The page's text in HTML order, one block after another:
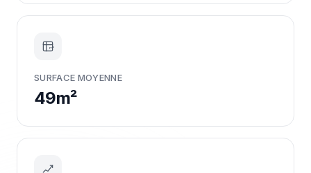
m²
SURFACE MOYENNE
49m²